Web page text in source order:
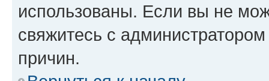
использованы. Если вы не
свяжитесь с
причин.